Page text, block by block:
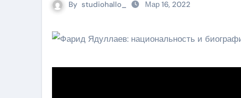
By studiohallo_ Мар 16, 2022